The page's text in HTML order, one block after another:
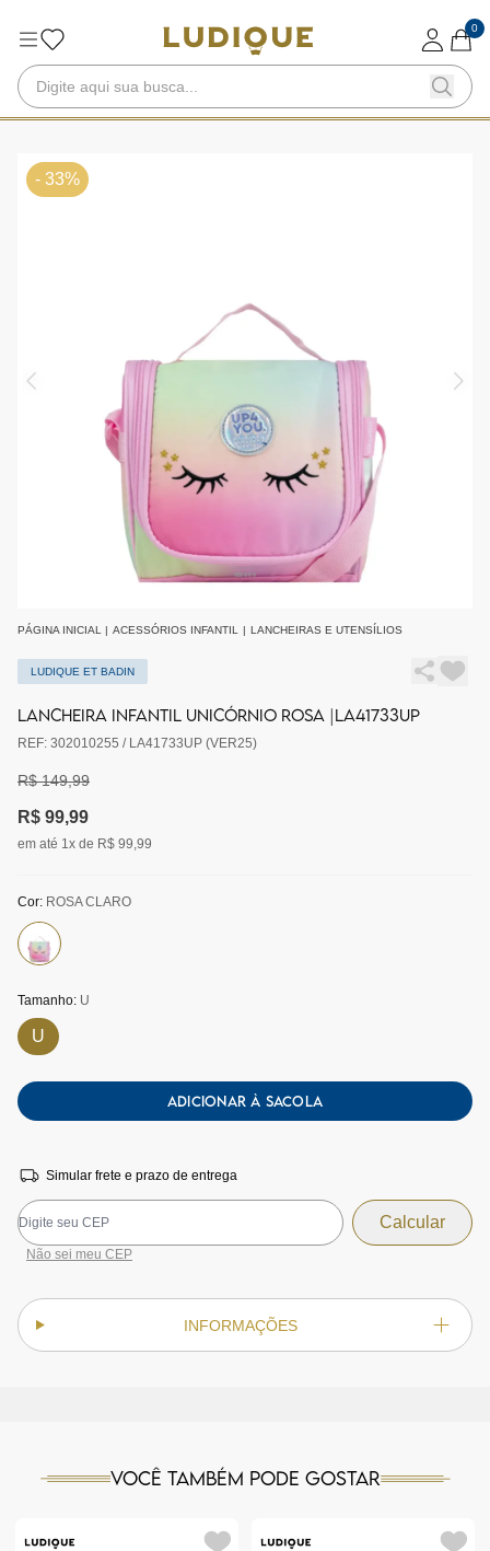
0
PÁGINA INICIAL | ACESSÓRIOS INFANTIL | LANCHEIRAS E UTENSÍLIOS
LUDIQUE ET BADIN
LANCHEIRA INFANTIL UNICÓRNIO ROSA |LA41733UP
REF: 302010255 / LA41733UP (VER25)
R$ 149,99
R$ 99,99
em até 1x de R$ 99,99
- 33%
Cor: ROSA CLARO
Tamanho: U
U
ADICIONAR À SACOLA
Simular frete e prazo de entrega
Não sei meu CEP
INFORMAÇÕES
Você também pode gostar